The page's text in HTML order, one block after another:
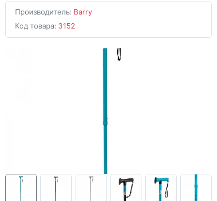
Производитель: Barry
Код товара: 3152